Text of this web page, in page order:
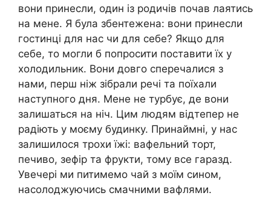
вони принесли, один із родичів почав лаятись
на мене. Я була збентежена: вони принесли
гостинці для нас чи для себе? Якщо для
себе, то могли б попросити поставити їх у
холодильник. Вони довго сперечалися з
нами, перш ніж зібрали речі та поїхали
наступного дня. Мене не турбує, де вони
залишаться на ніч. Цим людям відтепер не
радіють у моєму будинку. Принаймні, у нас
залишилося трохи їжі: вафельний торт,
печиво, зефір та фрукти, тому все гаразд.
Увечері ми питимемо чай з моїм сином,
насолоджуючись смачними вафлями.